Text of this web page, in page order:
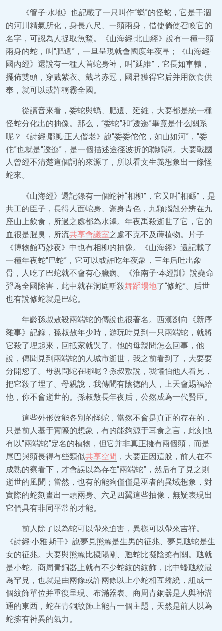
《管子·水地》也記載了一只叫作“蟡”的怪蛇，它是干涸
的河川精氣所化，身長八尺、一頭兩身，借使倘使召喚它的
名字，可認為人捉取魚鱉。《山海經·北山經》說有一種一頭
兩身的蛇，叫“肥遺”，一旦呈現就會國度年夜旱；《山海經·
國內經》還說有一種人首蛇身神，叫“延維”，它長如車轅，
擺佈雙頭，穿戴紫衣、戴著赤冠，國君獲得它后并用飲食供
奉，就可以或許稱霸全國。
從讀音來看，委蛇與蟡、肥遺、延維，大要都是統一種
怪蛇分化出的抽像。那么，“委蛇”和“逶迤”畢竟是什么關系
呢？《詩經·鄘風·正人偕老》說“委委佗佗，如山如河”，“委
佗”也就是“逶迤”，是一個描述途徑波折的聯綿詞。大要戰國
人曾經不清楚這個詞的來源了，所以看文生義想象出一條怪
蛇來。
《山海經》還記錄有一個蛇神“相柳”，它又叫“相繇”，是
共工的臣子，長得人面蛇身、滿身青色，九顆腦殼分辨在九
座山上飲食，所過之處都為水澤。年夜禹殺逝世了它，它的
血很是腥臭，所流共享會議室之處不克不及蒔植物。片子
《博物館巧妙夜》中也有相柳的抽像。《山海經》還記載了
一種年夜蛇“巴蛇”，它可以或許吃年夜象，三年后吐出象
骨，人吃了巴蛇就不會有心臟病。《淮南子·本經訓》說堯命
羿為全國除害，此中就在洞庭斬殺舞蹈場地了“修蛇”。后世
也有說修蛇就是巴蛇。
年齡孫叔敖殺兩端蛇的傳說也很著名。西漢劉向《新序·
雜事》記錄，孫叔敖年少時，游玩時見到一只兩端蛇，就將
它殺了埋起來，回抵家就哭了。他的母親問怎么回事，他
說，傳聞見到兩端蛇的人城市逝世，我之前看到了，大要要
分開您了。母親問蛇在哪呢？孫叔敖說，我懼怕他人看見，
把它殺了埋了。母親說，我傳聞有陰德的人，上天會賜福給
他，你不會逝世的。孫叔敖長年夜后，公然成為一代賢臣。
這些外形效能各別的怪蛇，當然不會是真正的存在的，
只是前人基于實際的想象，有的能夠源于耳食之言，此刻也
有以“兩端蛇”定名的植物，但它并非真正擁有兩個頭，而是
尾巴與頭長得有些類似共享空間 ，大要正因這般，前人在不
成熟的察看下，才會誤以為存在“兩端蛇”，然后有了見之則
逝世的風聞；當然，也有的能夠僅僅是巫者的異域想象，對
實際的蛇刻畫出一頭兩身、六足四翼這些抽像，無疑表現出
它們具有非同平常的才能。
前人除了以為蛇可以帶來迫害，異樣可以帶來吉祥。
《詩經·小雅·斯干》說夢見熊羆是生男的征兆、夢見虺蛇是生
女的征兆。大要與熊羆比擬陽剛、虺蛇比擬陰柔有關。虺就
是小蛇。商周青銅器上就有不少蛇紋的紋飾，此中蟠虺紋最
為罕見，也就是由兩條或許兩條以上小蛇相互蟠繞，組成一
個紋飾單位并重復呈現、布滿器表。商周青銅器是人與神溝
通的東西，蛇在青銅紋飾上能占一個主題，天然是前人以為
蛇擁有神異的氣力。